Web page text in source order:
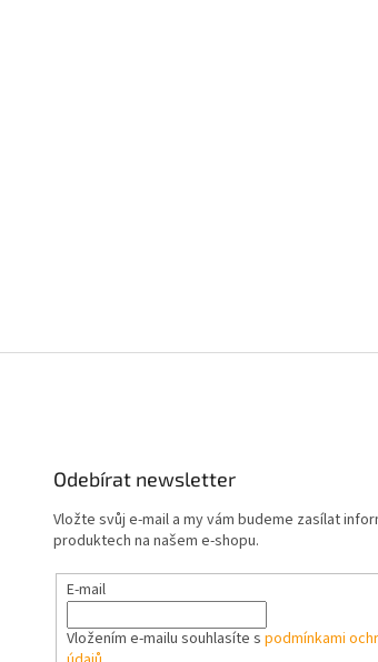
Odebírat newsletter
Vložte svůj e-mail a my vám budeme zasílat
produktech na našem e-shopu.
E-mail
Vložením e-mailu souhlasíte s podmínkami